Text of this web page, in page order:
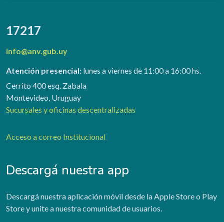
17217
info@anv.gub.uy
Atención presencial: lunes a viernes de 11:00 a 16:00 hs.
Cerrito 400 esq. Zabala
Montevideo, Uruguay
Sucursales y oficinas descentralizadas
Acceso a correo Institucional
Descargá nuestra app
Descargá nuestra aplicación móvil desde la Apple Store o Play
Store y unite a nuestra comunidad de usuarios.